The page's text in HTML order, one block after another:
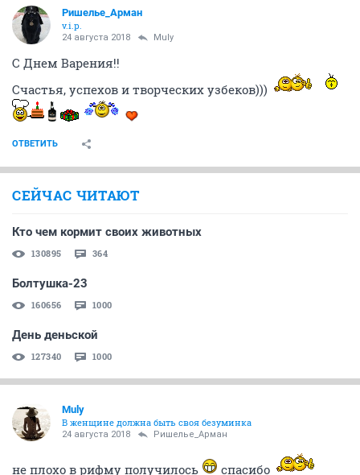
Ришелье_Арман
v.i.p.
24 августа 2018 Muly
С Днем Варения!!
Счастья, успехов и творческих узбеков)))
ОТВЕТИТЬ
СЕЙЧАС ЧИТАЮТ
Кто чем кормит своих животных
130895 364
Болтушка-23
160656 1000
День деньской
127340 1000
Muly
В женщине должна быть своя безyминка
24 августа 2018 Ришелье_Арман
не плохо в рифму получилось спасибо